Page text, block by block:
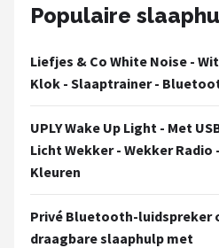
Populaire
Liefjes & Co White Noise -
Klok - Slaaptrainer -
UPLY Wake Up Light - Met
Licht Wekker - Wekker Radio
Kleuren
Privé Bluetooth-luidspreker
draagbare slaaphulp met